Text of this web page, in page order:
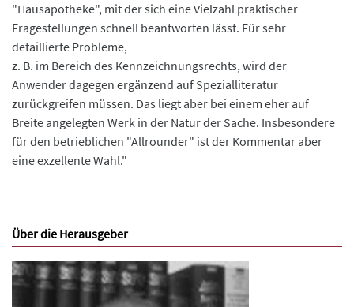
"Hausapotheke", mit der sich eine Vielzahl praktischer
Fragestellungen schnell beantworten lässt. Für sehr
detaillierte Probleme,
z. B. im Bereich des Kennzeichnungsrechts, wird der
Anwender dagegen ergänzend auf Spezialliteratur
zurückgreifen müssen. Das liegt aber bei einem eher auf
Breite angelegten Werk in der Natur der Sache. Insbesondere
für den betrieblichen "Allrounder" ist der Kommentar aber
eine exzellente Wahl."
Über die Herausgeber